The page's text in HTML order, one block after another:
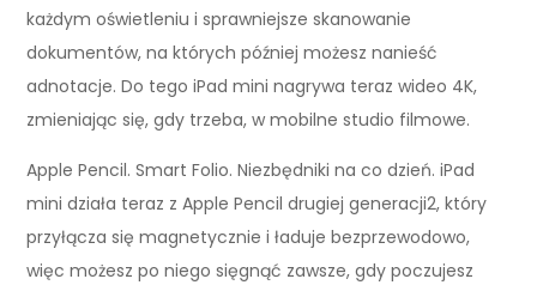
każdym oświetleniu i sprawniejsze skanowanie
dokumentów, na których później możesz nanieść
adnotacje. Do tego iPad mini nagrywa teraz wideo 4K,
zmieniając się, gdy trzeba, w mobilne studio filmowe.
Apple Pencil. Smart Folio. Niezbędniki na co dzień. iPad
mini działa teraz z Apple Pencil drugiej generacji2, który
przyłącza się magnetycznie i ładuje bezprzewodowo,
więc możesz po niego sięgnąć zawsze, gdy poczujesz